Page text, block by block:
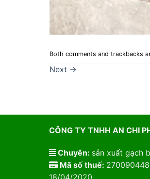
Both comments and trackbacks
Next →
CÔNG TY TNHH AN CHI
Chuyên: sản xuất gạch
Mã số thuế:
18/04/2020